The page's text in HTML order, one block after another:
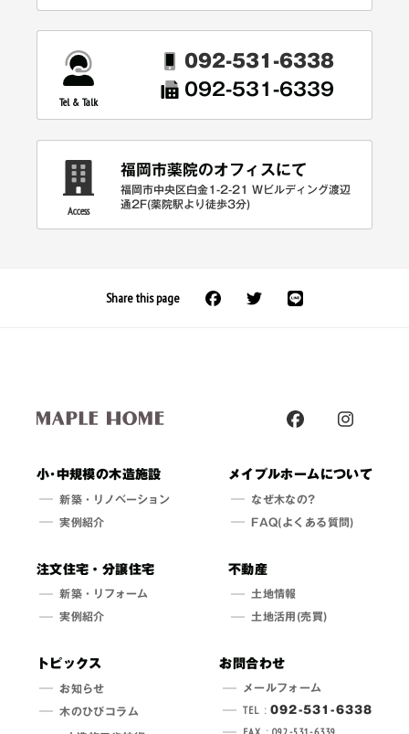
Tel & Talk
092-531-6338
092-531-6339
Access
福岡市薬院のオフィスにて
福岡市中央区白金1-2-21 Wビルディング渡辺
通2F(薬院駅より徒歩3分)
Share this page
小･中規模の木造施設
新築・ リノベーション
実例紹介
注文住宅・分譲住宅
新築・ リフォーム
実例紹介
メイプルホームについて
なぜ木なの?
FAQ(よくある質問)
不動産
土地情報
土地活用(売買)
トピックス
お知らせ
木のひびコラム
お問合わせ
メールフォーム
TEL : 092-531-6338